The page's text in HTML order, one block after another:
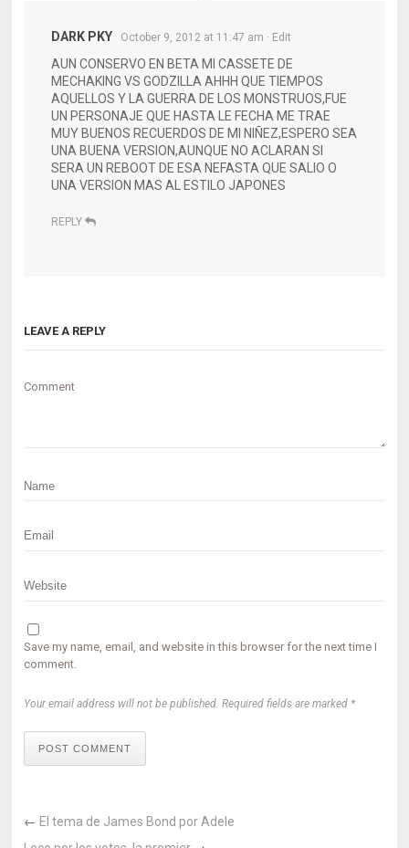
DARK PKY October 9, 2012 at 11:47 am · Edit
AUN CONSERVO EN BETA MI CASSETE DE
MECHAKING VS GODZILLA AHHH QUE TIEMPOS
AQUELLOS Y LA GUERRA DE LOS MONSTRUOS,FUE
UN PERSONAJE QUE HASTA LE FECHA ME TRAE
MUY BUENOS RECUERDOS DE MI NIÑEZ,ESPERO SEA
UNA BUENA VERSION,AUNQUE NO ACLARAN SI
SERA UN REBOOT DE ESA NEFASTA QUE SALIO O
UNA VERSION MAS AL ESTILO JAPONES
REPLY
LEAVE A REPLY
Comment
Save my name, email, and website in this browser for the next time I
comment.
Your email address will not be published. Required fields are marked *
POST COMMENT
← El tema de James Bond por Adele